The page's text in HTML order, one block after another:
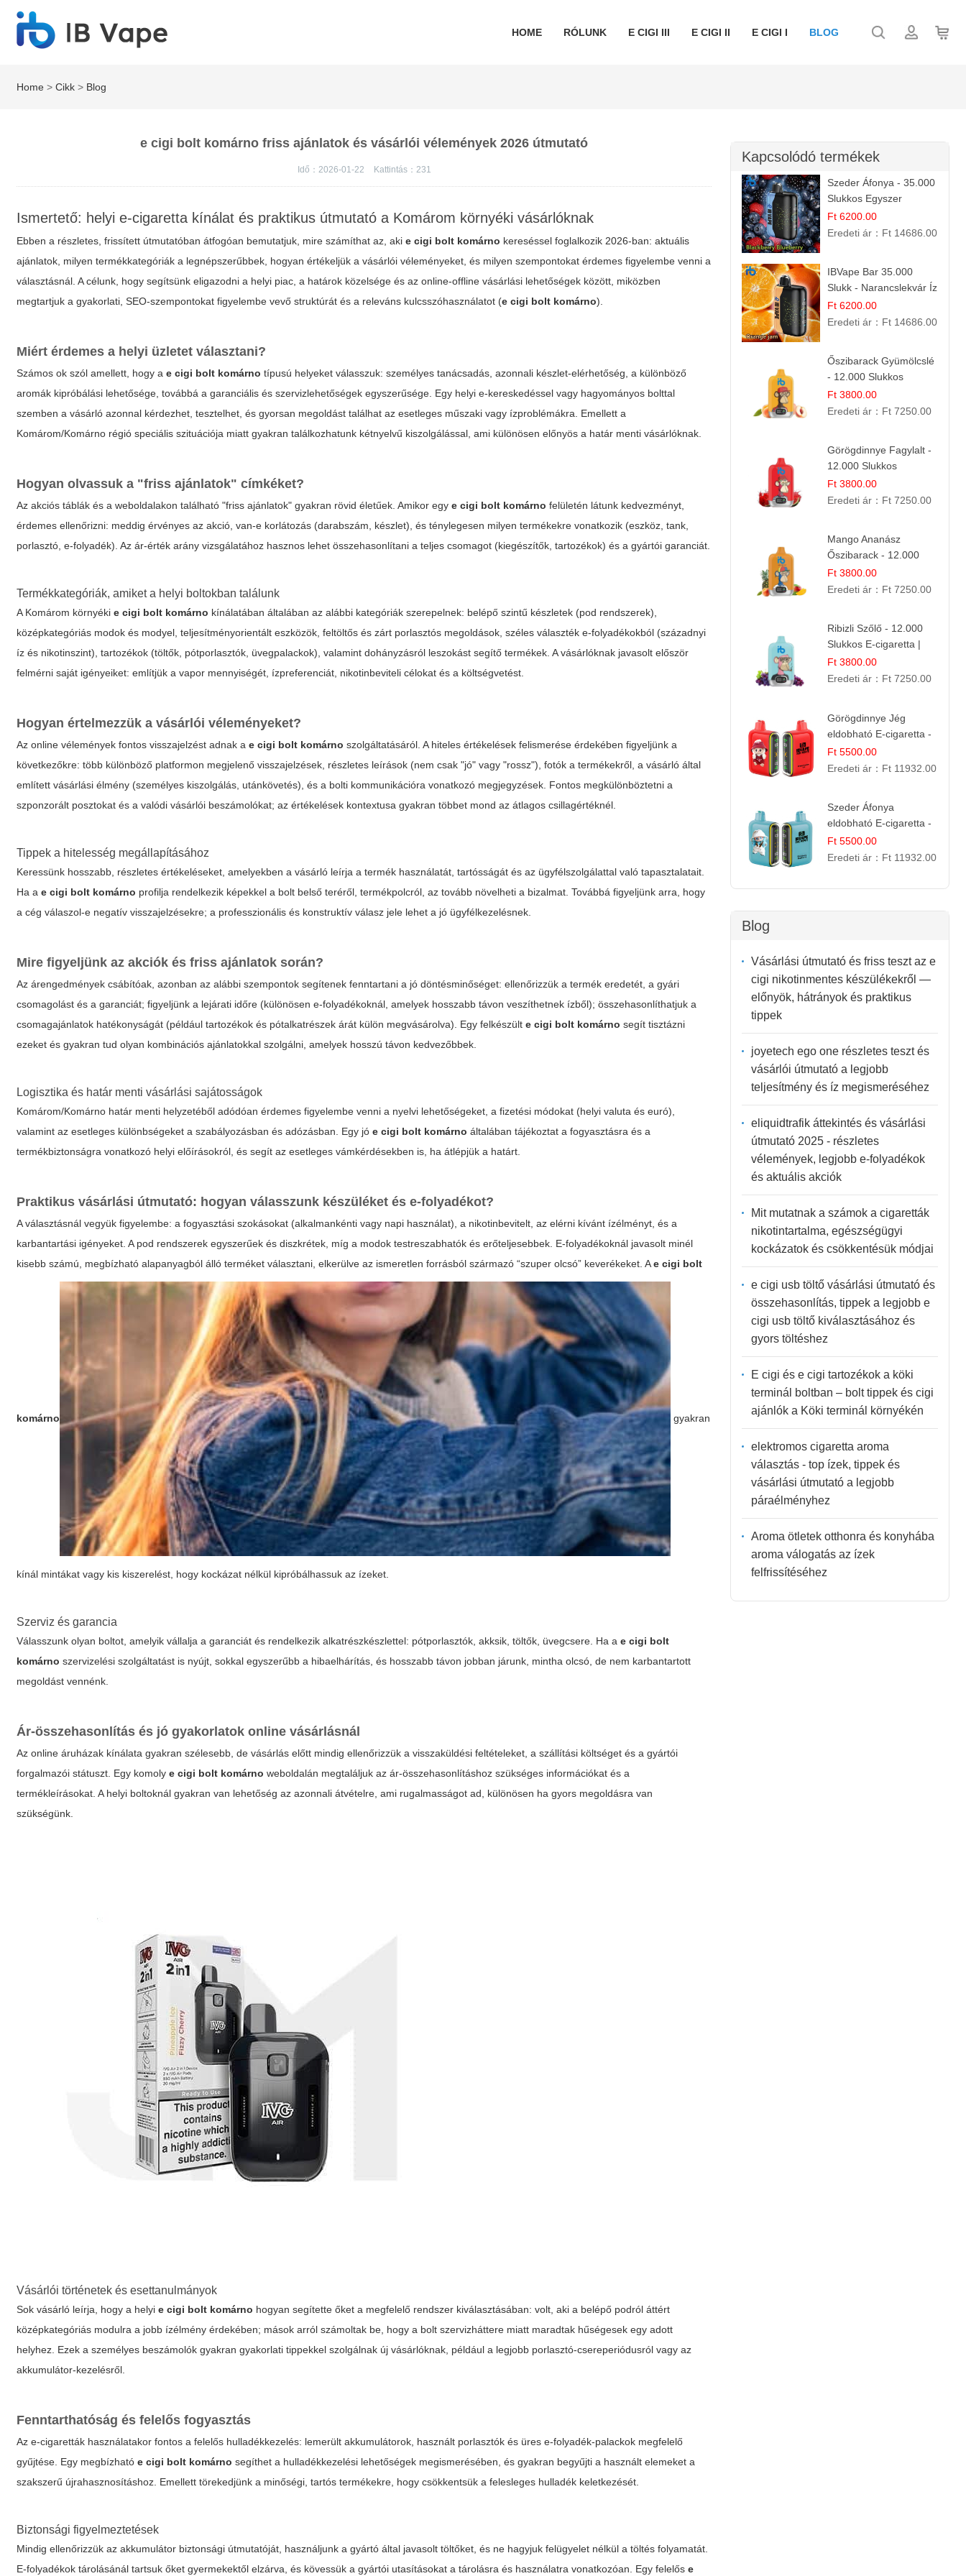
HOME RÓLUNK E CIGI III E CIGI II E CIGI I BLOG
Home >Cikk > Blog
e cigi bolt komárno friss ajánlatok és vásárlói vélemények 2026 útmutató
Idő：2026-01-22 Kattintás： 231
Ismertető: helyi e-cigaretta kínálat és praktikus útmutató a Komárom környéki vásárlóknak
Ebben a részletes, frissített útmutatóban átfogóan bemutatjuk, mire számíthat az, akie cigi bolt komárno kereséssel foglalkozik 2026-ban: aktuális
ajánlatok, milyen termékkategóriák a legnépszerűbbek, hogyan értékeljük a vásárlói véleményeket, és milyen szempontokat érdemes figyelembe venni a
választásnál. A célunk, hogy segítsünk eligazodni a helyi piac, a határok közelsége és az online-offline vásárlási lehetőségek között, miközben
megtartjuk a gyakorlati, SEO-szempontokat figyelembe vevő struktúrát és a releváns kulcsszóhasználatot (e cigi bolt komárno).
Miért érdemes a helyi üzletet választani?
Számos ok szól amellett, hogy ae cigi bolt komárno típusú helyeket válasszuk: személyes tanácsadás, azonnali készlet-elérhetőség, a különböző
aromák kipróbálási lehetősége, továbbá a garanciális és szervizlehetőségek egyszerűsége. Egy helyi e-kereskedéssel vagy hagyományos bolttal
szemben a vásárló azonnal kérdezhet, tesztelhet, és gyorsan megoldást találhat az esetleges műszaki vagy ízproblémákra. Emellett a
Komárom/Komárno régió speciális szituációja miatt gyakran találkozhatunk kétnyelvű kiszolgálással, ami különösen előnyös a határ menti vásárlóknak.
Hogyan olvassuk a "friss ajánlatok" címkéket?
Az akciós táblák és a weboldalakon található "friss ajánlatok" gyakran rövid életűek. Amikor egye cigi bolt komárno felületén látunk kedvezményt,
érdemes ellenőrizni: meddig érvényes az akció, van-e korlátozás (darabszám, készlet), és ténylegesen milyen termékekre vonatkozik (eszköz, tank,
porlasztó, e-folyadék). Az ár-érték arány vizsgálatához hasznos lehet összehasonlítani a teljes csomagot (kiegészítők, tartozékok) és a gyártói garanciát.
Termékkategóriák, amiket a helyi boltokban találunk
A Komárom környékie cigi bolt komárno kínálatában általában az alábbi kategóriák szerepelnek: belépő szintű készletek (pod rendszerek),
középkategóriás modok és modyel, teljesítményorientált eszközök, feltöltős és zárt porlasztós megoldások, széles választék e-folyadékokból (századnyi
íz és nikotinszint), tartozékok (töltők, pótporlasztók, üvegpalackok), valamint dohányzásról leszokást segítő termékek. A vásárlóknak javasolt először
felmérni saját igényeiket: említjük a vapor mennyiségét, ízpreferenciát, nikotinbeviteli célokat és a költségvetést.
Hogyan értelmezzük a vásárlói véleményeket?
Az online vélemények fontos visszajelzést adnak ae cigi bolt komárno szolgáltatásáról. A hiteles értékelések felismerése érdekében figyeljünk a
következőkre: több különböző platformon megjelenő visszajelzések, részletes leírások (nem csak "jó" vagy "rossz"), fotók a termékekről, a vásárló által
említett vásárlási élmény (személyes kiszolgálás, utánkövetés), és a bolti kommunikációra vonatkozó megjegyzések. Fontos megkülönböztetni a
szponzorált posztokat és a valódi vásárlói beszámolókat; az értékelések kontextusa gyakran többet mond az átlagos csillagértéknél.
Tippek a hitelesség megállapításához
Keressünk hosszabb, részletes értékeléseket, amelyekben a vásárló leírja a termék használatát, tartósságát és az ügyfélszolgálattal való tapasztalatait.
Ha ae cigi bolt komárno profilja rendelkezik képekkel a bolt belső teréről, termékpolcról, az tovább növelheti a bizalmat. Továbbá figyeljünk arra, hogy
a cég válaszol-e negatív visszajelzésekre; a professzionális és konstruktív válasz jele lehet a jó ügyfélkezelésnek.
Mire figyeljünk az akciók és friss ajánlatok során?
Az árengedmények csábítóak, azonban az alábbi szempontok segítenek fenntartani a jó döntésminőséget: ellenőrizzük a termék eredetét, a gyári
csomagolást és a garanciát; figyeljünk a lejárati időre (különösen e-folyadékoknál, amelyek hosszabb távon veszíthetnek ízből); összehasonlíthatjuk a
csomagajánlatok hatékonyságát (például tartozékok és pótalkatrészek árát külön megvásárolva). Egy felkészülte cigi bolt komárno segít tisztázni
ezeket és gyakran tud olyan kombinációs ajánlatokkal szolgálni, amelyek hosszú távon kedvezőbbek.
Logisztika és határ menti vásárlási sajátosságok
Komárom/Komárno határ menti helyzetéből adódóan érdemes figyelembe venni a nyelvi lehetőségeket, a fizetési módokat (helyi valuta és euró),
valamint az esetleges különbségeket a szabályozásban és adózásban. Egy jóe cigi bolt komárno általában tájékoztat a fogyasztásra és a
termékbiztonságra vonatkozó helyi előírásokról, és segít az esetleges vámkérdésekben is, ha átlépjük a határt.
Praktikus vásárlási útmutató: hogyan válasszunk készüléket és e-folyadékot?
A választásnál vegyük figyelembe: a fogyasztási szokásokat (alkalmankénti vagy napi használat), a nikotinbevitelt, az elérni kívánt ízélményt, és a
karbantartási igényeket. A pod rendszerek egyszerűek és diszkrétek, míg a modok testreszabhatók és erőteljesebbek. E-folyadékoknál javasolt minél
kisebb számú, megbízható alapanyagból álló terméket választani, elkerülve az ismeretlen forrásból származó “szuper olcsó” keverékeket. Ae cigi bolt
komárno gyakran
kínál mintákat vagy kis kiszerelést, hogy kockázat nélkül kipróbálhassuk az ízeket.
Szerviz és garancia
Válasszunk olyan boltot, amelyik vállalja a garanciát és rendelkezik alkatrészkészlettel: pótporlasztók, akksik, töltők, üvegcsere. Ha ae cigi bolt
komárno szervizelési szolgáltatást is nyújt, sokkal egyszerűbb a hibaelhárítás, és hosszabb távon jobban járunk, mintha olcsó, de nem karbantartott
megoldást vennénk.
Ár-összehasonlítás és jó gyakorlatok online vásárlásnál
Az online áruházak kínálata gyakran szélesebb, de vásárlás előtt mindig ellenőrizzük a visszaküldési feltételeket, a szállítási költséget és a gyártói
forgalmazói státuszt. Egy komolye cigi bolt komárno weboldalán megtaláljuk az ár-összehasonlításhoz szükséges információkat és a
termékleírásokat. A helyi boltoknál gyakran van lehetőség az azonnali átvételre, ami rugalmasságot ad, különösen ha gyors megoldásra van
szükségünk.
Vásárlói történetek és esettanulmányok
Sok vásárló leírja, hogy a helyie cigi bolt komárno hogyan segítette őket a megfelelő rendszer kiválasztásában: volt, aki a belépő podról áttért
középkategóriás modulra a jobb ízélmény érdekében; mások arról számoltak be, hogy a bolt szervizháttere miatt maradtak hűségesek egy adott
helyhez. Ezek a személyes beszámolók gyakran gyakorlati tippekkel szolgálnak új vásárlóknak, például a legjobb porlasztó-csereperiódusról vagy az
akkumulátor-kezelésről.
Fenntarthatóság és felelős fogyasztás
Az e-cigaretták használatakor fontos a felelős hulladékkezelés: lemerült akkumulátorok, használt porlasztók és üres e-folyadék-palackok megfelelő
gyűjtése. Egy megbízhatóe cigi bolt komárno segíthet a hulladékkezelési lehetőségek megismerésében, és gyakran begyűjti a használt elemeket a
szakszerű újrahasznosításhoz. Emellett törekedjünk a minőségi, tartós termékekre, hogy csökkentsük a felesleges hulladék keletkezését.
Biztonsági figyelmeztetések
Mindig ellenőrizzük az akkumulátor biztonsági útmutatóját, használjunk a gyártó által javasolt töltőket, és ne hagyjuk felügyelet nélkül a töltés folyamatát.
E-folyadékok tárolásánál tartsuk őket gyermekektől elzárva, és kövessük a gyártói utasításokat a tárolásra és használatra vonatkozóan. Egy felelőse
Kapcsolódó termékek
Szeder Áfonya - 35.000
Slukkos Egyszer
Használatos E-cigaretta
| Prémium Ízélmény
Ft 6200.00
Eredeti ár： Ft 14686.00
IBVape Bar 35.000
Slukk - Narancslekvár Íz
| Prémium E-cigaretta
Ft 6200.00
Eredeti ár： Ft 14686.00
Őszibarack Gyümölcslé
- 12.000 Slukkos
eldobható e-Cigaretta |
Friss Gyümölcs Íz
Ft 3800.00
Eredeti ár： Ft 7250.00
Görögdinnye Fagylalt -
12.000 Slukkos
eldobható e-Cigaretta
Ft 3800.00
Eredeti ár： Ft 7250.00
Mango Ananász
Őszibarack - 12.000
Slukkos eldobható e-
Cigaretta
Ft 3800.00
Eredeti ár： Ft 7250.00
Ribizli Szőlő - 12.000
Slukkos E-cigaretta |
Kifinomult Gyümölcs Íz
Ft 3800.00
Eredeti ár： Ft 7250.00
Görögdinnye Jég
eldobható E-cigaretta -
25.000 Slukk | Frissítő
Nyári Íz
Ft 5500.00
Eredeti ár： Ft 11932.00
Szeder Áfonya
eldobható E-cigaretta -
25.000 Slukk | Prémium
Gyümölcs Íz
Ft 5500.00
Eredeti ár： Ft 11932.00
Blog
Vásárlási útmutató és friss teszt az e
cigi nikotinmentes készülékekről —
előnyök, hátrányok és praktikus
tippek
joyetech ego one részletes teszt és
vásárlói útmutató a legjobb
teljesítmény és íz megismeréséhez
eliquidtrafik áttekintés és vásárlási
útmutató 2025 - részletes
vélemények, legjobb e-folyadékok
és aktuális akciók
Mit mutatnak a számok a cigaretták
nikotintartalma, egészségügyi
kockázatok és csökkentésük módjai
e cigi usb töltő vásárlási útmutató és
összehasonlítás, tippek a legjobb e
cigi usb töltő kiválasztásához és
gyors töltéshez
E cigi és e cigi tartozékok a köki
terminál boltban – bolt tippek és cigi
ajánlók a Köki terminál környékén
elektromos cigaretta aroma
választás - top ízek, tippek és
vásárlási útmutató a legjobb
páraélményhez
Aroma ötletek otthonra és konyhába
aroma válogatás az ízek
felfrissítéséhez